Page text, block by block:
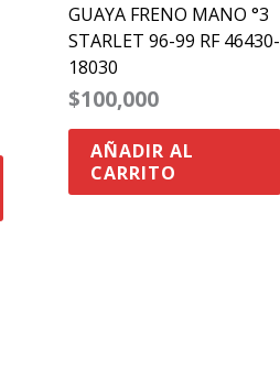
GUAYA FRENO MANO °3
STARLET 96-99 RF 46430-
18030
$100,000
AÑADIR AL
CARRITO